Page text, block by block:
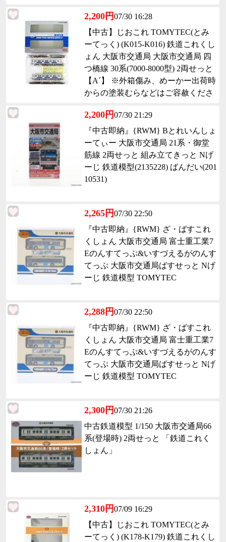
2,200円07/30 16:28
【中古】じおこれ TOMYTEC(とみ
ーてっく) (K015-K016) 鉄道これくし
ょん 大阪市交通局 大阪市交通局 四
つ橋線 30系(7000-8000型) 2両せっと
【A´】 ※外箱傷み、めーかー出荷時
からの塗装むらなどはご容赦くださ
2,200円07/30 21:29
『中古即納』{RWM} Bとれいんしょ
ーてぃー 大阪市交通局 21系・御堂
筋線 2両せっと 組み立てきっと Nげ
ーじ 鉄道模型(2135228) ばんだい(201
10531)
2,265円07/30 22:50
『中古即納』{RWM} ざ・ばすこれ
くしょん 大阪市交通局 富士重工業7
Eのんすてっぷ&いすづえるがのんす
てっぷ 大阪市交通局ばすせっと Nげ
ーじ 鉄道模型 TOMYTEC
2,288円07/30 22:50
『中古即納』{RWM} ざ・ばすこれ
くしょん 大阪市交通局 富士重工業7
Eのんすてっぷ&いすづえるがのんす
てっぷ 大阪市交通局ばすせっと Nげ
ーじ 鉄道模型 TOMYTEC
2,300円07/30 21:26
中古鉄道模型 1/150 大阪市交通局66
系(登場時) 2両せっと 「鉄道これく
しょん」
2,310円07/09 16:29
【中古】じおこれ TOMYTEC(とみ
ーてっく) (K178-K179) 鉄道これくし